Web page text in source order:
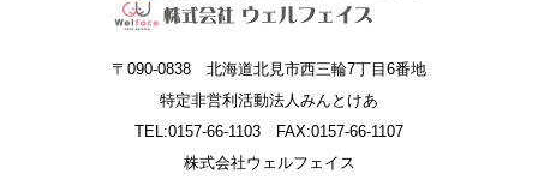
〒090-0838 北海道北見市西三輪7丁目6番地
特定非営利活動法人みんとけあ
TEL:0157-66-1103 FAX:0157-66-1107
株式会社ウェルフェイス